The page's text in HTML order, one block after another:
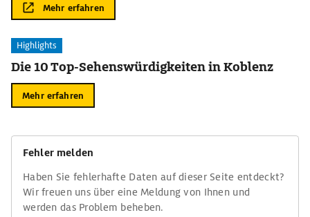
Mehr erfahren
Highlights
Die 10 Top-Sehenswürdigkeiten in Koblenz
Mehr erfahren
Fehler melden
Haben Sie fehlerhafte Daten auf dieser Seite entdeckt?
Wir freuen uns über eine Meldung von Ihnen und
werden das Problem beheben.